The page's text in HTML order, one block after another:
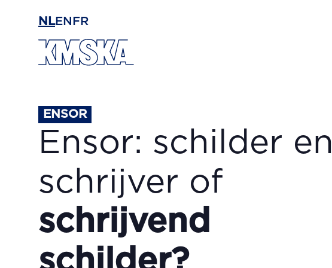
NLEN FR
ENSOR
Ensor: schilder en
schrijver of
schrijvend
schilder?